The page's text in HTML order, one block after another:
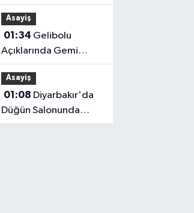
Arkadan Çarpan
Otomobilde 1 Ölü, 2
Ağır Yaralı
Asayiş
01:34
Açıklarında Gemi
Arızası
Asayiş
01:08
Düğün Salonunda
Kavga: 5 Yaralı!